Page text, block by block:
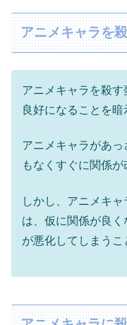
アニメキャラを
アニメキャラを殺
良好になることを暗
アニメキャラがあ
もなくすぐに関係が
しかし、アニメキ
は、仮に関係が良
が悪化してしまうこ